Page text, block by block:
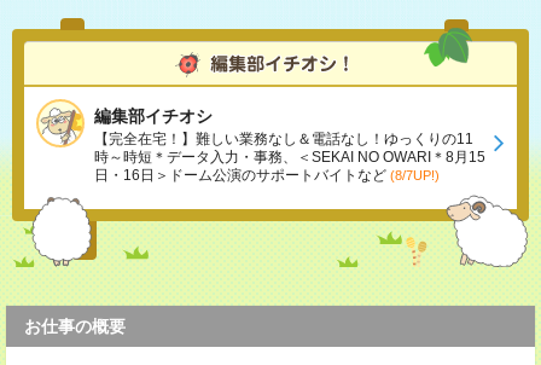
編集部イチオシ
【完全在宅！】難しい業務なし＆電話なし！ゆっくりの11
時～時短＊データ入力・事務、＜SEKAI NO OWARI＊8月15
日・16日＞ドーム公演のサポートバイトなど (8/7UP!)
お仕事の概要